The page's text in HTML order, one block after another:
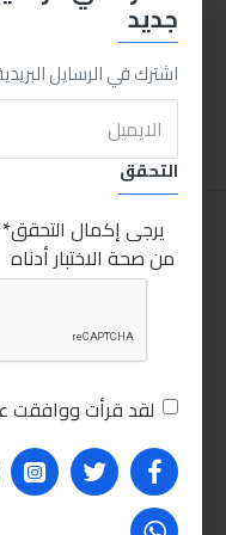
جديد
اشترك في الرسايل
التحقق
يرجى إكمال التحقق
من صحة الاختبار أدناه
لقد قرأت ووافقت
رزويل زيت 10W-40 4لتر
1,650.00LE
اضافة للسلة